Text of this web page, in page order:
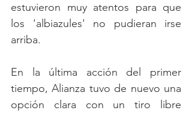
estuvieron muy atentos para que
los 'albiazules' no pudieran irse
arriba.
En la última acción del primer
tiempo, Alianza tuvo de nuevo una
opción clara con un tiro libre